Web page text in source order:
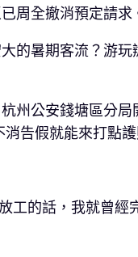
周全撤消預定請求
的暑期客流？游
州公安錢塘區分
告假就能來打點護
的話，我就曾經